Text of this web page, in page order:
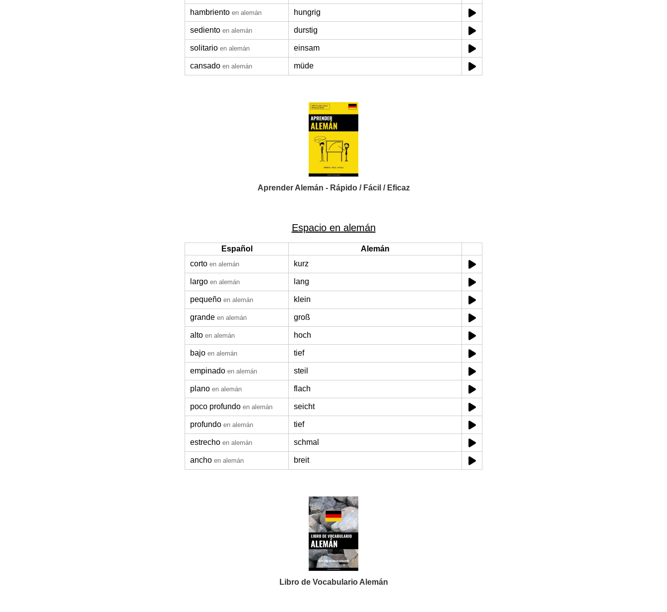
hambriento en alemán hungrig
sediento en alemán durstig
solitario en alemán einsam
cansado en alemán müde
Aprender Alemán - Rápido / Fácil / Eficaz
Espacio en alemán
Español
Alemán
corto en alemán kurz
largo en alemán lang
pequeño en alemán klein
grande en alemán groß
alto en alemán hoch
bajo en alemán tief
empinado en alemán steil
plano en alemán flach
poco profundo en alemán seicht
profundo en alemán tief
estrecho en alemán schmal
ancho en alemán breit
Libro de Vocabulario Alemán